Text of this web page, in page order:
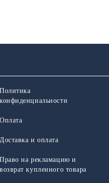
Политика
конфиденциальности
Оплата
Доставка и оплата
Право на рекламацию и
возврат купленного товара